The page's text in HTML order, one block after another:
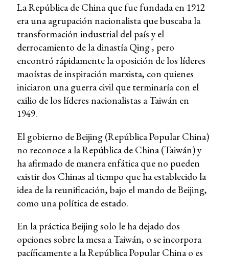
La República de China que fue fundada en 1912
era una agrupación nacionalista que buscaba la
transformación industrial del país y el
derrocamiento de la dinastía Qing , pero
encontró rápidamente la oposición de los líderes
maoístas de inspiración marxista, con quienes
iniciaron una guerra civil que terminaría con el
exilio de los líderes nacionalistas a Taiwán en
1949.
El gobierno de Beijing (República Popular China)
no reconoce a la República de China (Taiwán) y
ha afirmado de manera enfática que no pueden
existir dos Chinas al tiempo que ha establecido la
idea de la reunificación, bajo el mando de Beijing,
como una política de estado.
En la práctica Beijing solo le ha dejado dos
opciones sobre la mesa a Taiwán, o se incorpora
pacíficamente a la República Popular China o es